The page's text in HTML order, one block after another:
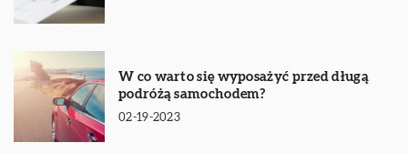
W co warto się wyposażyć przed długą
podróżą samochodem?
02-19-2023